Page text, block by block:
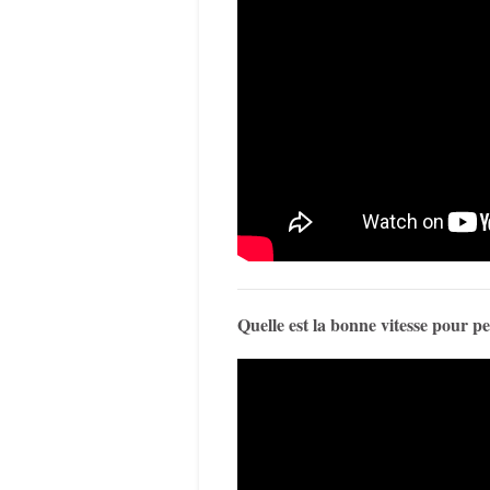
Quelle est la bonne vitesse pour